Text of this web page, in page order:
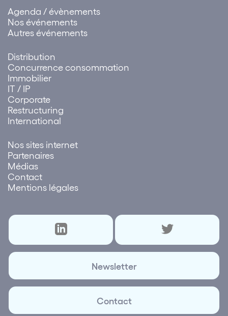
Agenda / évènements
Nos événements
Autres événements
Distribution
Concurrence consommation
Immobilier
IT / IP
Corporate
Restructuring
International
Nos sites internet
Partenaires
Médias
Contact
Mentions légales
Newsletter
Contact